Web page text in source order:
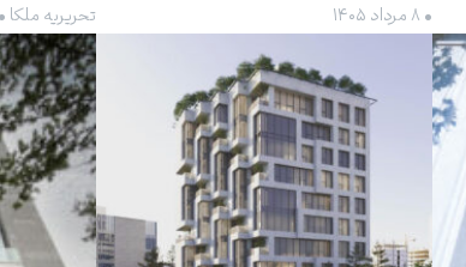
• ۸ مرداد ۱۴۰۵ تحریریه ملکا • ۸ مرداد ۱۴۰۵